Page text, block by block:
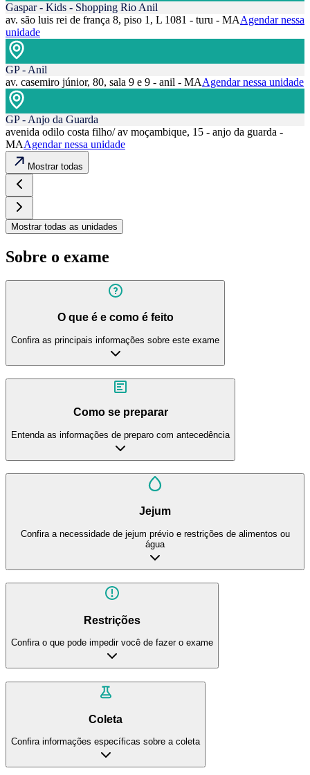
Gaspar - Kids - Shopping Rio Anil
av. são luis rei de frança 8, piso 1, L 1081 - turu - MAAgendar nessa
unidade
GP - Anil
av. casemiro júnior, 80, sala 9 e 9 - anil - MAAgendar nessa unidade
GP - Anjo da Guarda
avenida odilo costa filho/ av moçambique, 15 - anjo da guarda -
MAAgendar nessa unidade
Mostrar todas
Mostrar todas as unidades
Sobre o exame
O que é e como é feito
Confira as principais informações sobre este exame
Como se preparar
Entenda as informações de preparo com antecedência
Jejum
Confira a necessidade de jejum prévio e restrições de alimentos ou
água
Restrições
Confira o que pode impedir você de fazer o exame
Coleta
Confira informações específicas sobre a coleta